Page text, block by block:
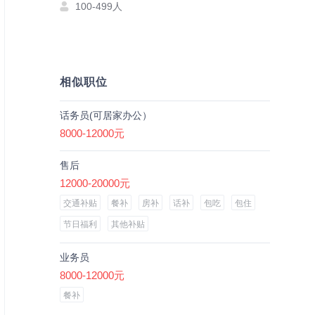
100-499人
相似职位
话务员(可居家办公）
8000-12000元
售后
12000-20000元
交通补贴 餐补 房补 话补 包吃 包住
节日福利 其他补贴
业务员
8000-12000元
餐补